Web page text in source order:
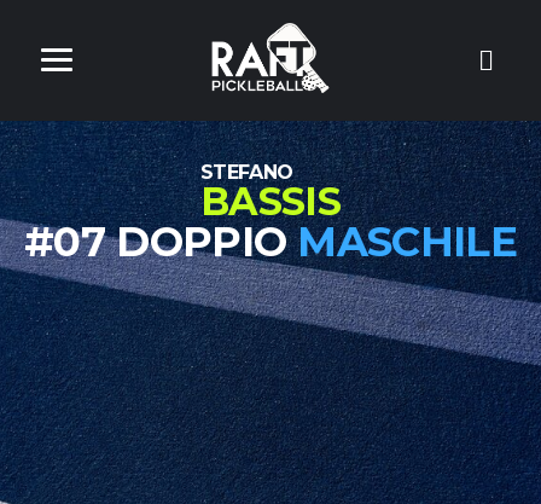
STEFANO
BASSIS
#07 DOPPIOMASCHILE